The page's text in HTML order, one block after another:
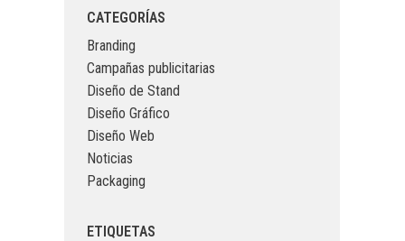
CATEGORÍAS
Branding
Campañas publicitarias
Diseño de Stand
Diseño Gráfico
Diseño Web
Noticias
Packaging
ETIQUETAS